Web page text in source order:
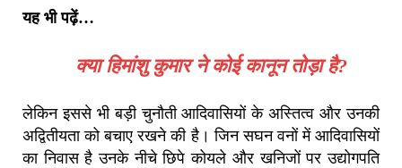
यह भी पढ़ें…
क्या हिमांशु कुमार ने कोई कानून तोड़ा है?
लेकिन इससे भी बड़ी चुनौती आदिवासियों के अस्तित्व और उनकी
अद्वितीयता को बचाए रखने की है। जिन सघन वनों में आदिवासियों
का निवास है उनके नीचे छिपे कोयले और खनिजों पर उद्योगपति